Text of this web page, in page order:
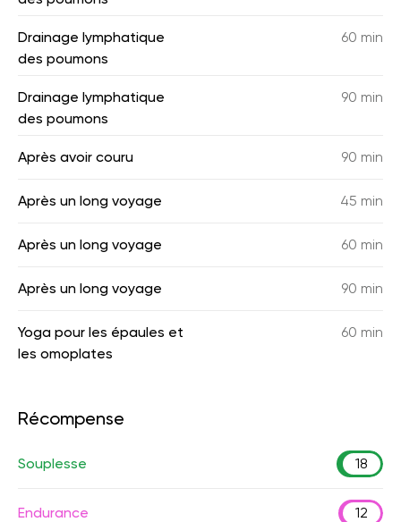
Drainage lymphatique
des poumons
60 min
Drainage lymphatique
des poumons
90 min
Après avoir couru 90 min
Après un long voyage 45 min
Après un long voyage 60 min
Après un long voyage 90 min
Yoga pour les épaules et
les omoplates
60 min
Récompense
Souplesse 18
Endurance 12